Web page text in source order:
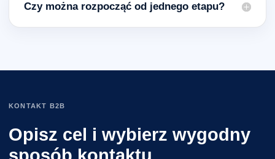
Czy można rozpocząć od jednego etapu?
KONTAKT B2B
Opisz cel i wybierz wygodny